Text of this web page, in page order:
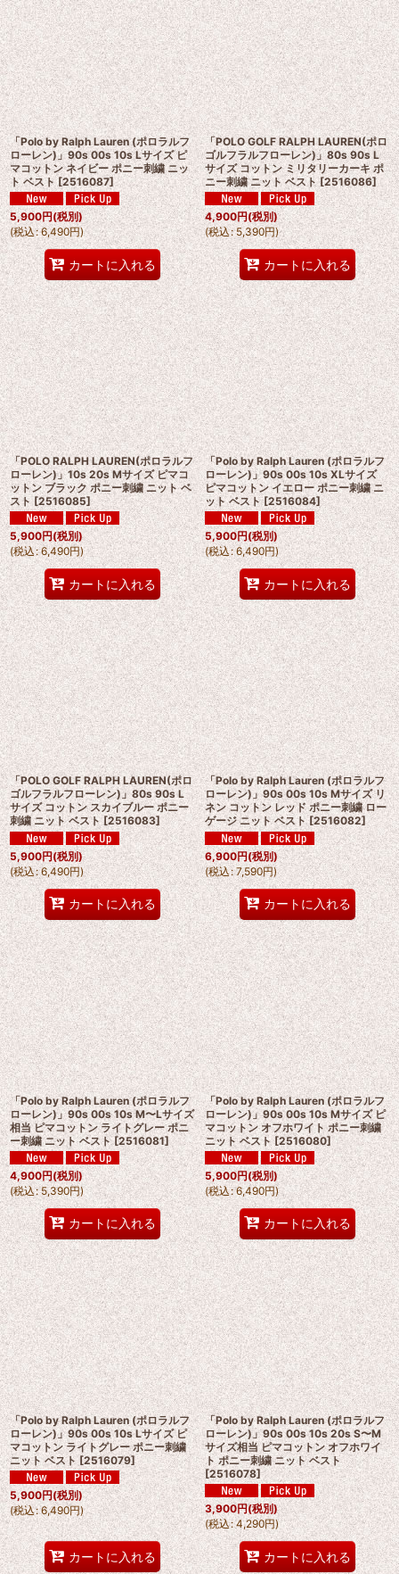
「Polo by Ralph Lauren (ポロラルフ
ローレン)」90s 00s 10s Lサイズ ピ
マコットン ネイビー ポニー刺繍 ニッ
ト ベスト [2516087]
5,900円(税別)
(税込: 6,490円)
カートに入れる
「POLO GOLF RALPH LAUREN(ポロ
ゴルフラルフローレン)」80s 90s L
サイズ コットン ミリタリーカーキ ポ
ニー刺繍 ニット ベスト [2516086]
4,900円(税別)
(税込: 5,390円)
カートに入れる
「POLO RALPH LAUREN(ポロラルフ
ローレン)」10s 20s Mサイズ ピマコ
ットン ブラック ポニー刺繍 ニット ベ
スト [2516085]
5,900円(税別)
(税込: 6,490円)
カートに入れる
「Polo by Ralph Lauren (ポロラルフ
ローレン)」90s 00s 10s XLサイズ
ピマコットン イエロー ポニー刺繍 ニ
ット ベスト [2516084]
5,900円(税別)
(税込: 6,490円)
カートに入れる
「POLO GOLF RALPH LAUREN(ポロ
ゴルフラルフローレン)」80s 90s L
サイズ コットン スカイブルー ポニー
刺繍 ニット ベスト [2516083]
5,900円(税別)
(税込: 6,490円)
カートに入れる
「Polo by Ralph Lauren (ポロラルフ
ローレン)」90s 00s 10s Mサイズ リ
ネン コットン レッド ポニー刺繍 ロー
ゲージ ニット ベスト [2516082]
6,900円(税別)
(税込 : 7,590円)
カートに入れる
「Polo by Ralph Lauren (ポロラルフ
ローレン)」90s 00s 10s M〜Lサイズ
相当 ピマコットン ライトグレー ポニ
ー刺繍 ニット ベスト [2516081]
4,900円(税別)
(税込: 5,390円)
カートに入れる
「Polo by Ralph Lauren (ポロラルフ
ローレン)」90s 00s 10s Mサイズ ピ
マコットン オフホワイト ポニー刺繍
ニット ベスト [2516080]
5,900円(税別)
(税込: 6,490円)
カートに入れる
「Polo by Ralph Lauren (ポロラルフ
ローレン)」90s 00s 10s Lサイズ ピ
マコットン ライトグレー ポニー刺繍
ニット ベスト [2516079]
5,900円(税別)
(税込: 6,490円)
カートに入れる
「Polo by Ralph Lauren (ポロラルフ
ローレン)」90s 00s 10s 20s S〜M
サイズ相当 ピマコットン オフホワイ
ト ポニー刺繍 ニット ベスト
[2516078]
3,900円(税別)
(税込: 4,290円)
カートに入れる